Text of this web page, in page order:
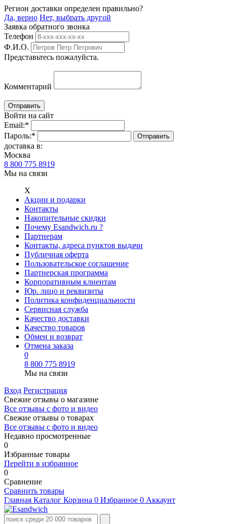
Регион доставки определен правильно?
Да, верно Нет, выбрать другой
Заявка обратного звонка
Телефон
Ф.И.О.
Представьтесь пожалуйста.
Комментарий
Войти на сайт
Email:*
Пароль:*
доставка в:
Москва
8 800 775 8919
Мы на связи
Х
Акции и подарки
Контакты
Накопительные скидки
Почему Esandwich.ru ?
Партнерам
Контакты, адреса пунктов выдачи
Публичная оферта
Пользовательское соглашение
Партнерская программа
Корпоративным клиентам
Юр. лицо и реквизиты
Политика конфиденциальности
Сервисная служба
Качество доставки
Качество товаров
Обмен и возврат
Отмена заказа
0
8 800 775 8919
Мы на связи
Вход Регистрация
Свежие отзывы о магазине
Все отзывы с фото и видео
Свежие отзывы о товарах
Все отзывы c фото и видео
Недавно просмотренные
0
Избранные товары
Перейти в избранное
0
Сравнение
Сравнить товары
Главная Каталог Корзина 0 Избранное 0 Аккаунт